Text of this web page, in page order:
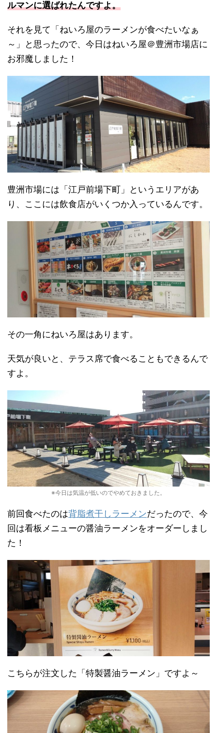
ルマンに選ばれたんですよ。
それを見て「ねいろ屋のラーメンが食べたいなぁ
～」と思ったので、今日はねいろ屋＠豊洲市場店に
お邪魔しました！
豊洲市場には「江戸前場下町」というエリアがあ
り、ここには飲食店がいくつか入っているんです。
その一角にねいろ屋はあります。
天気が良いと、テラス席で食べることもできるんで
すよ。
※今日は気温が低いのでやめておきました。
前回食べたのは背脂煮干しラーメンだったので、今
回は看板メニューの醤油ラーメンをオーダーしまし
た！
こちらが注文した「特製醤油ラーメン」ですよ～